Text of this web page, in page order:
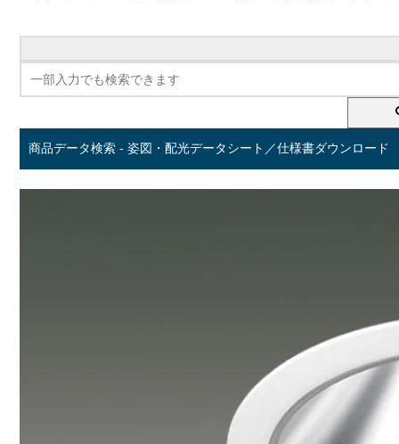
商品データ検索 - 姿図・配光データシート／仕様書ダウンロード